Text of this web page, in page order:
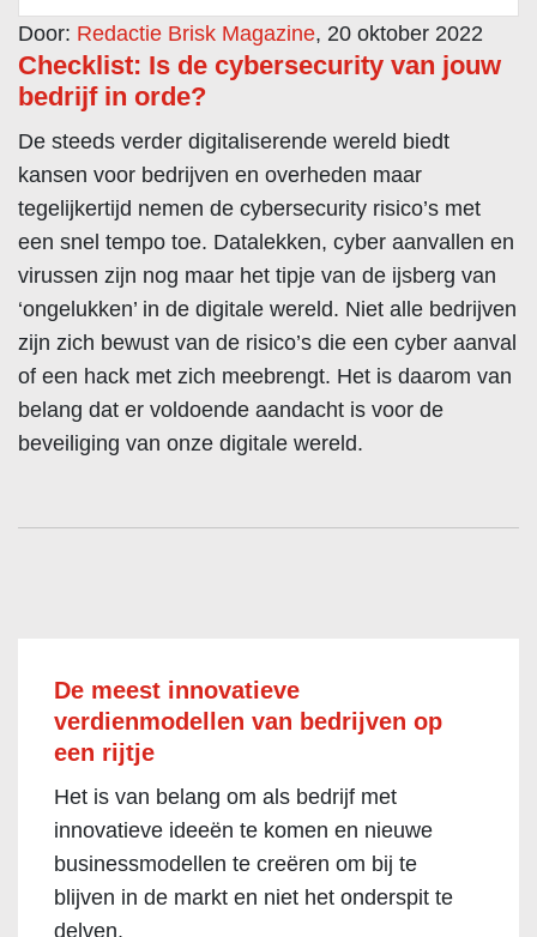
Door: Redactie Brisk Magazine, 20 oktober 2022
Checklist: Is de cybersecurity van jouw
bedrijf in orde?
De steeds verder digitaliserende wereld biedt
kansen voor bedrijven en overheden maar
tegelijkertijd nemen de cybersecurity risico’s met
een snel tempo toe. Datalekken, cyber aanvallen en
virussen zijn nog maar het tipje van de ijsberg van
‘ongelukken’ in de digitale wereld. Niet alle bedrijven
zijn zich bewust van de risico’s die een cyber aanval
of een hack met zich meebrengt. Het is daarom van
belang dat er voldoende aandacht is voor de
beveiliging van onze digitale wereld.
De meest innovatieve
verdienmodellen van bedrijven op
een rijtje
Het is van belang om als bedrijf met
innovatieve ideeën te komen en nieuwe
businessmodellen te creëren om bij te
blijven in de markt en niet het onderspit te
delven.